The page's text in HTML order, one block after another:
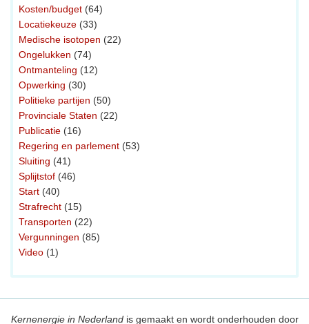
Kosten/budget (64)
Locatiekeuze (33)
Medische isotopen (22)
Ongelukken (74)
Ontmanteling (12)
Opwerking (30)
Politieke partijen (50)
Provinciale Staten (22)
Publicatie (16)
Regering en parlement (53)
Sluiting (41)
Splijtstof (46)
Start (40)
Strafrecht (15)
Transporten (22)
Vergunningen (85)
Video (1)
Kernenergie in Nederlandis gemaakt en wordt onderhouden door